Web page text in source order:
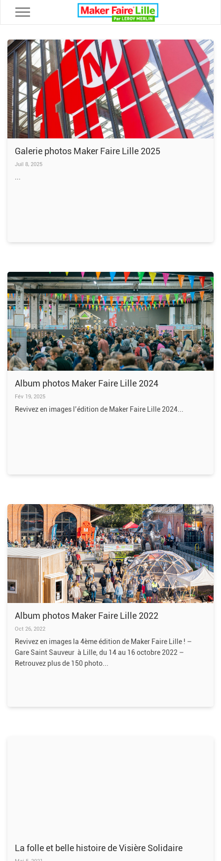
Toggle navigation
Galerie photos Maker Faire Lille 2025
Juil 8, 2025
Album photos Maker Faire Lille 2024
Fév 19, 2025
Revivez en images l’édition de Maker Faire Lille 2024
Album photos Maker Faire Lille 2022
Oct 26, 2022
Revivez en images la 4ème édition de Maker Faire Lille ! –
Gare Saint Sauveur à Lille, du 14 au 16 octobre 2022 –
Retrouvez plus de 150 photo
La folle et belle histoire de Visière Solidaire